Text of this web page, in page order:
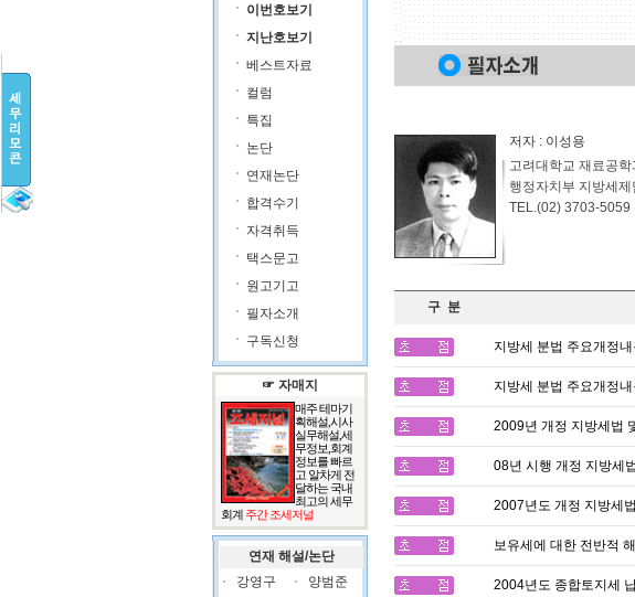
이번호보기
지난호보기
베스트자료
컬럼
특집
논단
연재논단
합격수기
자격취득
택스문고
원고기고
필자소개
구독신청
☞ 자매지
매주 테마기
획해설,시사
실무해설,세
무정보,회계
정보를 빠르
고 알차게 전
달하는 국내
최고의 세무
회계주간 조세저널
연재 해설/논단
강영구
양범준
저자 : 이성용
고려대학교 재료공학
행정자치부 지방세
TEL.(02) 3703-5059
구 분
지방세 분법 주요개정
지방세 분법 주요개정
2009년 개정 지방세법
08년 시행 개정 지방세
2007년도 개정 지방세
보유세에 대한 전반적
2004년도 종합토지세